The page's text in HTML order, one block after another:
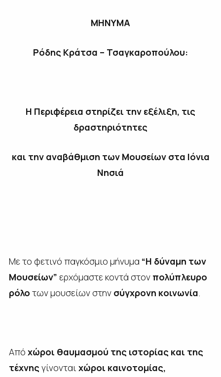
ΜΗΝΥΜΑ
Ρόδης Κράτσα – Τσαγκαροπούλου:
Η Περιφέρεια στηρίζει την εξέλιξη, τις
δραστηριότητες
και την αναβάθμιση των Μουσείων στα Ιόνια
Νησιά
Με το φετινό παγκόσμιο μήνυμα “Η δύναμη των
Μουσείων” ερχόμαστε κοντά στον πολύπλευρο
ρόλο των μουσείων στην σύγχρονη κοινωνία.
Από χώροι θαυμασμού της ιστορίας και της
τέχνης γίνονται χώροι καινοτομίας,